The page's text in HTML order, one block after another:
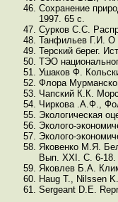
Сохранение
1997. 65 с.
Сурков С.С.
Танфильев Г.И. О
Терский берег.
ТЭО
Ушаков Ф.
Флора
Чапский К.К.
Чиркова .А.Ф.,
Экологическая
Эколого-
Эколого-
Яковенко М.Я.
Вып. XXI. С. 6-18.
Яковлев Б.А.
Haug T., Nilssen
Sergeant D.E.